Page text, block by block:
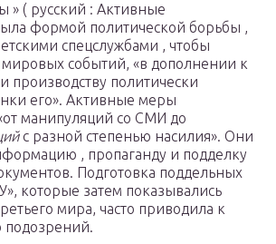
» ( русский : Активные
формой политической борьбы ,
спецслужбами , чтобы
мировых событий, «в дополнении к
производству политически
его». Активные меры
манипуляций со СМИ до
с разной степенью насилия». Они
, пропаганду и подделку
Подготовка поддельных
которые затем показывались
мира, часто приводила к